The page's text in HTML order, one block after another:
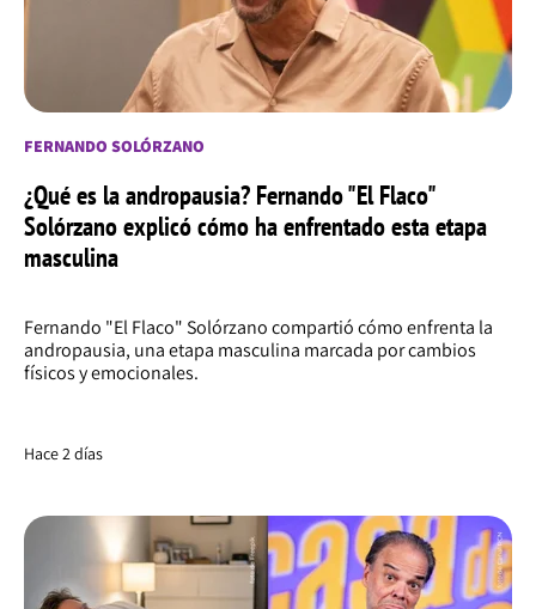
FERNANDO SOLÓRZANO
¿Qué es la andropausia? Fernando "El Flaco"
Solórzano explicó cómo ha enfrentado esta etapa
masculina
Fernando "El Flaco" Solórzano compartió cómo enfrenta la
andropausia, una etapa masculina marcada por cambios
físicos y emocionales.
Hace 2 días